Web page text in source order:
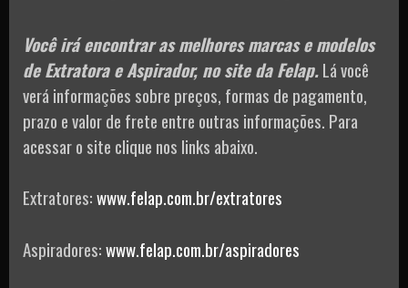
Você irá encontrar as melhores marcas e modelos
de Extratora e Aspirador, no site da Felap.Lá você
verá informações sobre preços, formas de pagamento,
prazo e valor de frete entre outras informações. Para
acessar o site clique nos links abaixo.
Extratores:www.felap.com.br/extratores
Aspiradores:www.felap.com.br/aspiradores